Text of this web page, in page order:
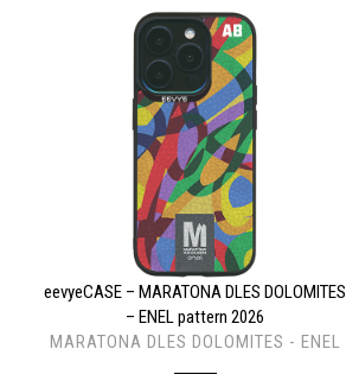
eevyeCASE – MARATONA DLES DOLOMITES
– ENEL pattern 2026
MARATONA DLES DOLOMITES - ENEL